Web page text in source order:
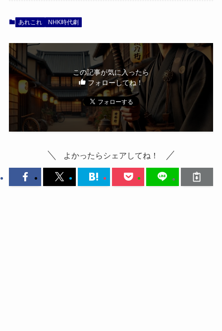
あれこれ NHK時代劇
この記事が気に入ったら
フォローしてね！
よかったらシェアしてね！